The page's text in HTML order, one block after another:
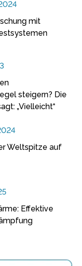
mit
steigern? Die
„Vielleicht“
Weltspitze auf
Effektive